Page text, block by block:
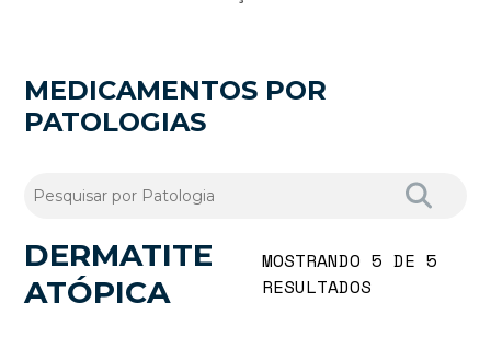
MEDICAMENTOS POR
PATOLOGIAS
DERMATITE
ATÓPICA
MOSTRANDO 5 DE 5
RESULTADOS